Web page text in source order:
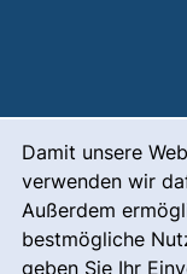
Damit unsere
verwenden wir
Außerdem
bestmögliche
geben Sie Ihr